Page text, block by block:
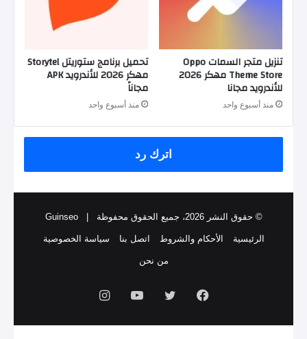
تنزيل متجر السمات Oppo
Theme Store مهكر 2026
للأندرويد مجانا
منذ أسبوع واحد
تحميل برنامج ستوريتل Storytel
مهكر 2026 للأندرويد APK
مجاناً
منذ أسبوع واحد
اترك رد
© حقوق النشر 2026، جميع الحقوق محفوظة | Guinseo
الرئيسية الأحكام والشروط اتصل بنا سياسة الخصوصية
من نحن
فيسبوك تويتر يوتيوبانستقرام